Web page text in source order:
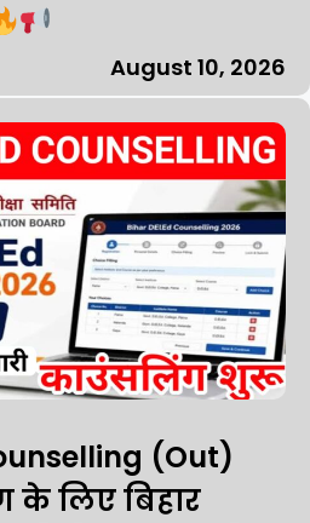
August 10, 2026
(Out)
के लिए बिहार